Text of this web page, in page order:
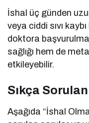
İshal üç günden
veya ciddi sıvı
doktora
sağlığı hem de
etkileyebilir.
Sıkça
Aşağıda “İshal